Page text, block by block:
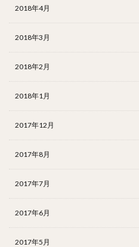
2018年4月
2018年3月
2018年2月
2018年1月
2017年12月
2017年8月
2017年7月
2017年6月
2017年5月